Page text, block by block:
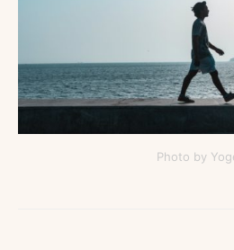
Photo by